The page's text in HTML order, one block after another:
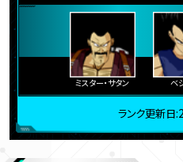
ミスター・サタン ベ
ランク更新日